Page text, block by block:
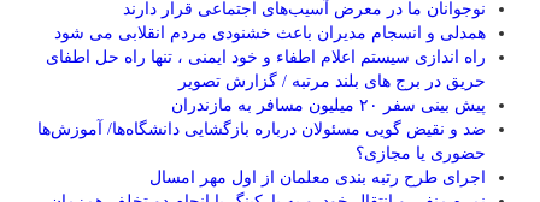
نوجوانان ما در معرض آسیب‌های اجتماعی قرار دارند
همدلی و انسجام مدیران باعث خشنودی مردم انقلابی می شود
راه اندازی سیستم اعلام اطفاء و خود ایمنی ، تنها راه حل اطفای
حریق در برج های بلند مرتبه / گزارش تصویر
پیش بینی سفر ۲۰ میلیون مسافر به مازندران
ضد و نقیض گویی مسئولان درباره بازگشایی دانشگاه‌ها/ آموزش‌ها
حضوری یا مجازی؟
اجرای طرح رتبه بندی معلمان از اول مهر امسال